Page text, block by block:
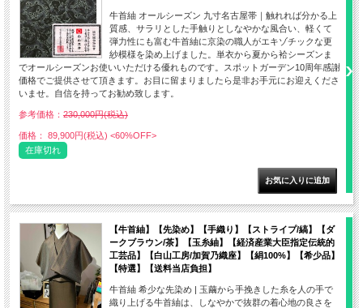
牛首紬 オールシーズン 九寸名古屋帯｜触れれば分かる上
質感、サラリとした手触りとしなやかな風合い、軽くて
弾力性にも富む牛首紬に京染の職人がエキゾチックな更
紗模様を染め上げました。単衣から夏から袷シーズンま
でオールシーズンお使いいただける優れものです。スポットガーデン10周年感謝
価格でご提供させて頂きます。お目に留まりましたら是非お手元にお迎えくださ
いませ。自信を持ってお勧め致します。
参考価格： 230,000円(税込)
価格： 89,900円(税込) <60%OFF>
在庫切れ
【牛首紬】【先染め】【手織り】【ストライプ/縞】【ダ
ークブラウン/茶】【玉糸紬】【経済産業大臣指定伝統的
工芸品】【白山工房/加賀乃織座】【絹100%】【希少品】
【特選】【送料当店負担】
牛首紬 希少な先染め | 玉繭から手挽きした糸を人の手で
織り上げる牛首紬は、しなやかで抜群の着心地の良さを